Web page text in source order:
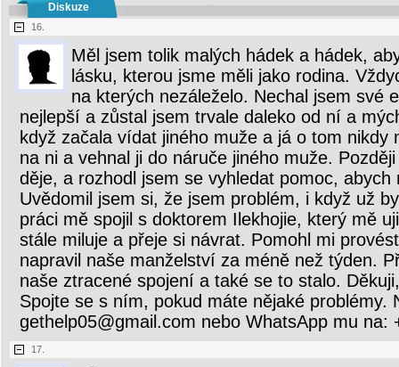
Diskuze
16.
Měl jsem tolik malých hádek a hádek,
lásku, kterou jsme měli jako rodina.
na kterých nezáleželo. Nechal jsem své
nejlepší a zůstal jsem trvale daleko od ní a
když začala vídat jiného muže a já o tom nikdy
na ni a vehnal ji do náruče jiného muže.
děje, a rozhodl jsem se vyhledat pomoc,
Uvědomil jsem si, že jsem problém, i když už
práci mě spojil s doktorem Ilekhojie, který mě
stále miluje a přeje si návrat. Pomohl mi
napravil naše manželství za méně než týden.
naše ztracené spojení a také se to stalo.
Spojte se s ním, pokud máte nějaké problémy.
gethelp05@gmail.com nebo WhatsApp mu na:
17.